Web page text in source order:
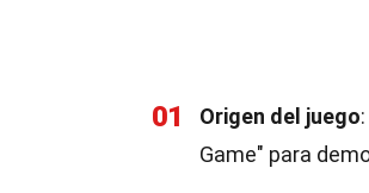
01 Origen del juego
Game" para